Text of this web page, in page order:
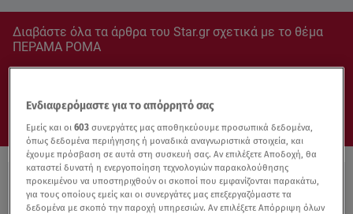
Διαβάστε όλα τα άρθρα του Star.gr σχετικά με το θέμα
ΠΕΡΑΜΑ ΡΟΜΑ
Ενδιαφερόμαστε για το απόρρητό σας
Εμείς και οι603 συνεργάτες μας αποθηκεύουμε προσωπικά δεδομένα,
όπως δεδομένα περιήγησης ή μοναδικά αναγνωριστικά στοιχεία, και
έχουμε πρόσβαση σε αυτά στη συσκευή σας. Αν επιλέξετε Αποδοχή, θα
καταστεί δυνατή η ενεργοποίηση τεχνολογιών παρακολούθησης
προκειμένου να υποστηριχθούν οι σκοποί που εμφανίζονται παρακάτω,
για τους οποίους εμείς και οι συνεργάτες μας επεξεργαζόμαστε τα
δεδομένα με σκοπό την παροχή υπηρεσιών. Αν επιλέξετε Απόρριψη όλων